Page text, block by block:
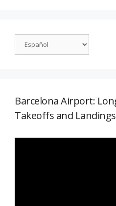
Barcelona Airport:
Takeoffs and Landings